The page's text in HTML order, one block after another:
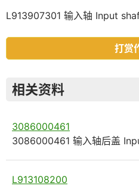
L913907301 输入轴 Input
打赏
相关资料
3086000461
3086000461 输入轴后盖
L913108200